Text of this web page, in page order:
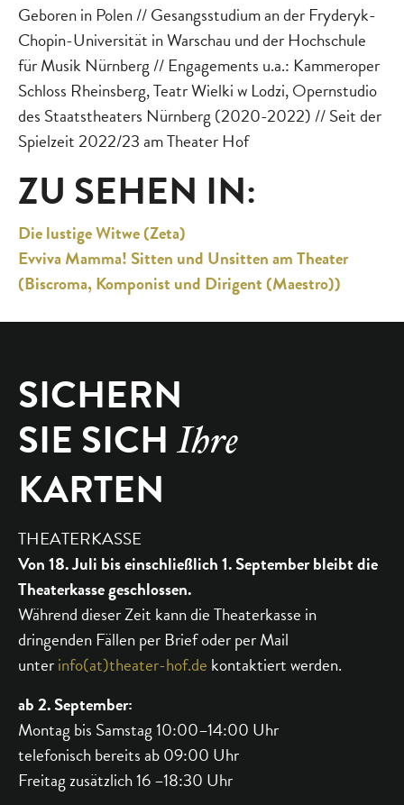
Geboren in Polen // Gesangsstudium an der Fryderyk-
Chopin-Universität in Warschau und der Hochschule
für Musik Nürnberg // Engagements u.a.: Kammeroper
Schloss Rheinsberg, Teatr Wielki w Lodzi, Opernstudio
des Staatstheaters Nürnberg (2020-2022) // Seit der
Spielzeit 2022/23 am Theater Hof
ZU SEHEN IN:
Die lustige Witwe (Zeta)
Evviva Mamma! Sitten und Unsitten am Theater
(Biscroma, Komponist und Dirigent (Maestro))
SICHERN
SIE SICH Ihre
KARTEN
THEATERKASSE
Von 18. Juli bis einschließlich 1. September bleibt die
Theaterkasse geschlossen.
Während dieser Zeit kann die Theaterkasse in
dringenden Fällen per Brief oder per Mail
unterinfo(at)theater-hof.de kontaktiert werden.
ab 2. September:
Montag bis Samstag 10:00–14:00 Uhr
telefonisch bereits ab 09:00 Uhr
Freitag zusätzlich 16 –18:30 Uhr